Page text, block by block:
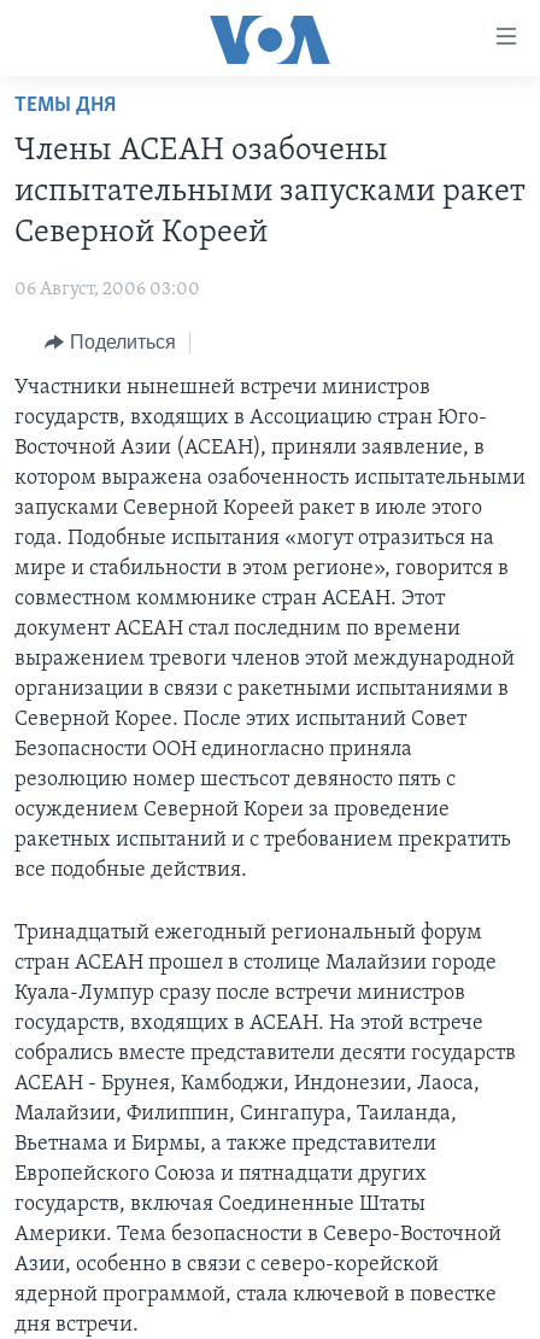
Перейти
основной
контент
Перейти
основной
навигации
Перейти
поиск
ИТОГИ
ПОЧЕМУ ЭТО ВАЖНО?
ДИСКУССИЯ VOA
ДЕТАЛИ
НЬЮ-ЙОРК NEW YORK
АМЕРИКА. БОЛЬШОЕ ПУТЕШЕСТВИЕ
ПРОЕКТЫ
НАША АМЕРИКАНСКАЯ ИСТОРИЯ
А КАК В АМЕРИКЕ?
АРТЕФАКТЫ
АМЕРИКАНСКИЕ ГОРОДКИ
ТЕСТЫ
ИНТЕРВЬЮ
ФАКТЫ ПРОТИВ ФЕЙКОВ
ЗА СВОБОДУ ПРЕССЫ
УЧИМ АНГЛИЙСКИЙ
ВИДЕО
ПОДПИСКА НА НОВОСТИ
Learning English
Языки
ТЕМЫ ДНЯ
Члены АСЕАН озабочены
испытательными запусками ракет
Северной Кореей
06 Август, 2006 03:00
Поделиться
Участники нынешней встречи министров
государств, входящих в Ассоциацию стран Юго-
Восточной Азии (АСЕАН), приняли заявление, в
котором выражена озабоченность испытательными
запусками Северной Кореей ракет в июле этого
года. Подобные испытания «могут отразиться на
мире и стабильности в этом регионе», говорится в
совместном коммюнике стран АСЕАН. Этот
документ АСЕАН стал последним по времени
выражением тревоги членов этой международной
организации в связи с ракетными испытаниями в
Северной Корее. После этих испытаний Совет
Безопасности ООН единогласно приняла
резолюцию номер шестьсот девяносто пять с
осуждением Северной Кореи за проведение
ракетных испытаний и с требованием прекратить
все подобные действия.
Тринадцатый ежегодный региональный форум
стран АСЕАН прошел в столице Малайзии городе
Куала-Лумпур сразу после встречи министров
государств, входящих в АСЕАН. На этой встрече
собрались вместе представители десяти государств
АСЕАН - Брунея, Камбоджи, Индонезии, Лаоса,
Малайзии, Филиппин, Сингапура, Таиланда,
Вьетнама и Бирмы, а также представители
Европейского Союза и пятнадцати других
государств, включая Соединенные Штаты
Америки. Тема безопасности в Северо-Восточной
Азии, особенно в связи с северо-корейской
ядерной программой, стала ключевой в повестке
дня встречи.